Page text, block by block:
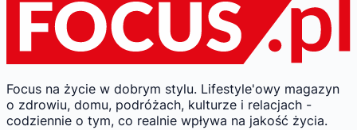
Focus na życie w dobrym stylu. Lifestyle'owy magazyn
o zdrowiu, domu, podróżach, kulturze i relacjach -
codziennie o tym, co realnie wpływa na jakość życia.